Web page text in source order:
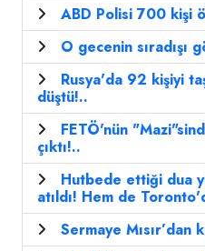
ABD Polisi 700 kişi
O gecenin sıradışı
Rusya'da 92 kişiyi
düştü!..
FETÖ'nün
çıktı!..
Hutbede ettiği dua
atıldı! Hem de
Sermaye Mısır’dan